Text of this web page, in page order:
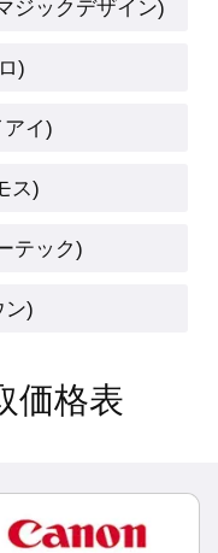
ジックデザイン)
)
イ)
ス)
テック)
ン)
価格表